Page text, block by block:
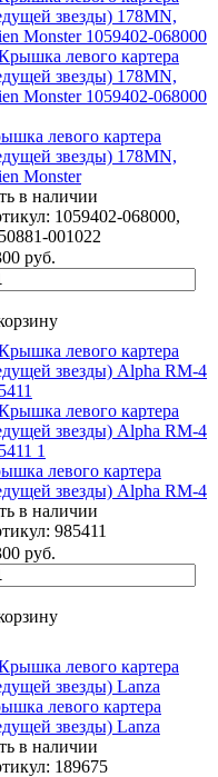
левого картера
звезды) 178MN,
Monster
в наличии
1059402-068000,
001022
руб.
левого картера
звезды) Alpha RM-4
в наличии
985411
руб.
левого картера
звезды) Lanza
в наличии
189675